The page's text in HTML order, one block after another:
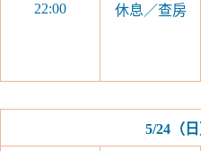
22:00 休息／查房
5/24 （